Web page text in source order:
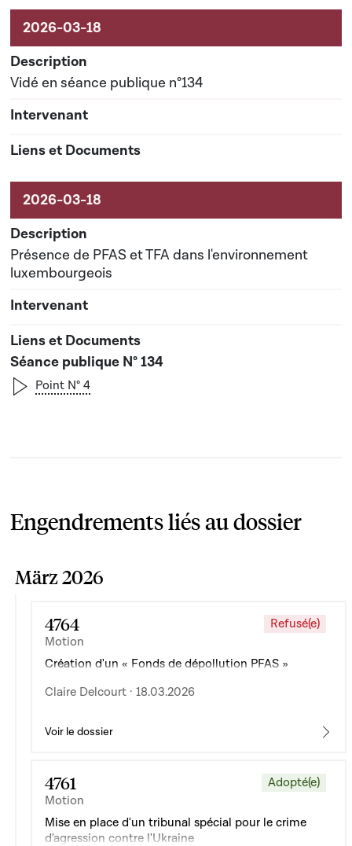
Vidé en séance publique n°134
Présence de PFAS et TFA dans l'environnement
luxembourgeois
Séance publique N° 134
Point N° 4
Engendrements liés au dossier
März 2026
4764
Motion
Refusé(e)
Création d'un « Fonds de dépollution PFAS »
Claire Delcourt · 18.03.2026
Voir le dossier
4761
Motion
Adopté(e)
Mise en place d'un tribunal spécial pour le crime
d'agression contre l'Ukraine